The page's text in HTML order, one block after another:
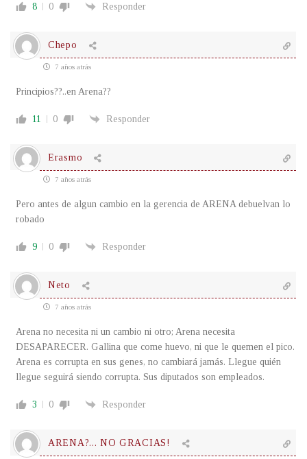
8 0 Responder
Chepo
7 años atrás
Principios??..en Arena??
11 0 Responder
Erasmo
7 años atrás
Pero antes de algun cambio en la gerencia de ARENA debuelvan lo
robado
9 0 Responder
Neto
7 años atrás
Arena no necesita ni un cambio ni otro; Arena necesita
DESAPARECER. Gallina que come huevo, ni que le quemen el pico.
Arena es corrupta en sus genes, no cambiará jamás. Llegue quién
llegue seguirá siendo corrupta. Sus diputados son empleados.
3 0 Responder
ARENA?... NO GRACIAS!